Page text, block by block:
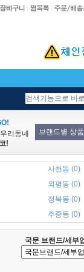
리동네
!
사천동 (0)
외평동 (0)
정북동 (0)
주중동 (0)
국문 브랜드/세부